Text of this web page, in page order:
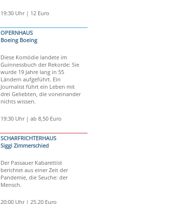
19:30 Uhr | 12 Euro
OPERNHAUS
Boeing Boeing
Diese Komödie landete im
Guinnessbuch der Rekorde: Sie
wurde 19 Jahre lang in 55
Ländern aufgeführt. Ein
Journalist führt ein Leben mit
drei Geliebten, die voneinander
nichts wissen.
19:30 Uhr | ab 8,50 Euro
SCHARFRICHTERHAUS
Siggi Zimmerschied
Der Passauer Kabarettist
berichtet aus einer Zeit der
Pandemie, die Seuche: der
Mensch.
20:00 Uhr | 25,20 Euro